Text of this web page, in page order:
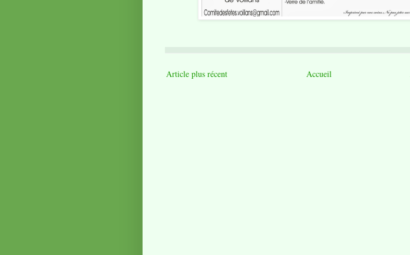
Article plus récent Accueil